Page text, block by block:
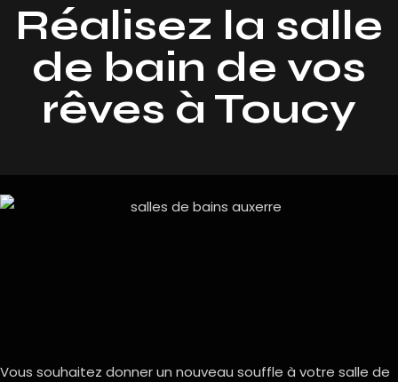
Réalisez la salle
de bain de vos
rêves à Toucy
Vous souhaitez donner un nouveau souffle à votre salle de